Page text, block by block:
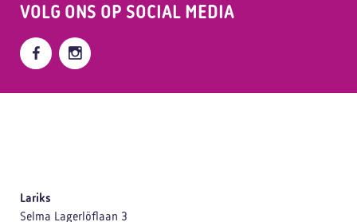
VOLG ONS OP SOCIAL MEDIA
Lariks
Selma Lagerlöflaan 3